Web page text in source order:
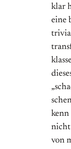
klar
eine
kenn
nicht
von